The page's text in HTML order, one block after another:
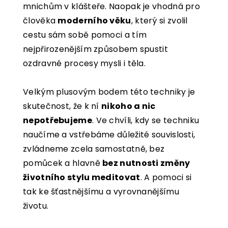
mnichům v klášteře. Naopak je vhodná pro
člověka moderního věku, který si zvolil
cestu sám sobě pomoci a tím
nejpřirozenějším způsobem spustit
ozdravné procesy mysli i těla.
Velkým plusovým bodem této techniky je
skutečnost, že k ní nikoho a nic
nepotřebujeme. Ve chvíli, kdy se techniku
naučíme a vstřebáme důležité souvislosti,
zvládneme zcela samostatně, bez
pomůcek a hlavně bez nutnosti změny
životního stylu meditovat. A pomoci si
tak ke šťastnějšímu a vyrovnanějšímu
životu.